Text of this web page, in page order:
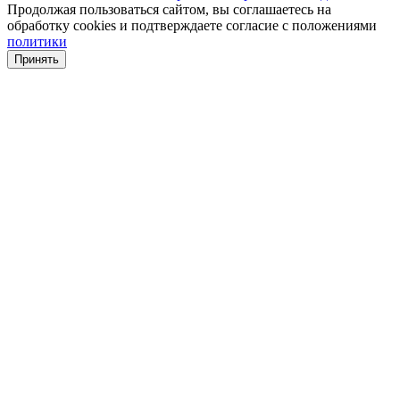
Продолжая пользоваться сайтом, вы соглашаетесь на
обработку cookies и подтверждаете согласие с положениями
политики
Принять